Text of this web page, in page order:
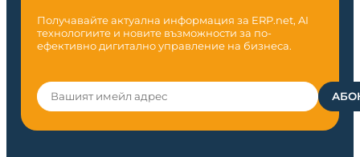
Получавайте актуална информация за ERP.net, AI
технологиите и новите възможности за по-
ефективно дигитално управление на бизнеса.